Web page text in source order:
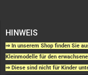
HINWEIS
⇒ In unserem Shop finden Sie
Kleinmodelle für den
⇒ Diese sind nicht für Kinder